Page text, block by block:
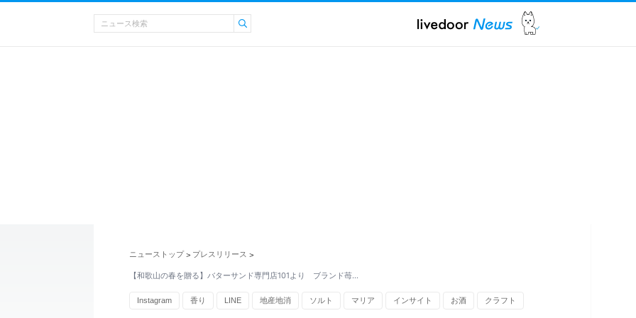
ニューストップ > プレスリリース >
【和歌山の春を贈る】バターサンド専門店101より ブランド苺…
Instagram 香り LINE 地産地消 ソルト マリア インサイト お酒 クラフト